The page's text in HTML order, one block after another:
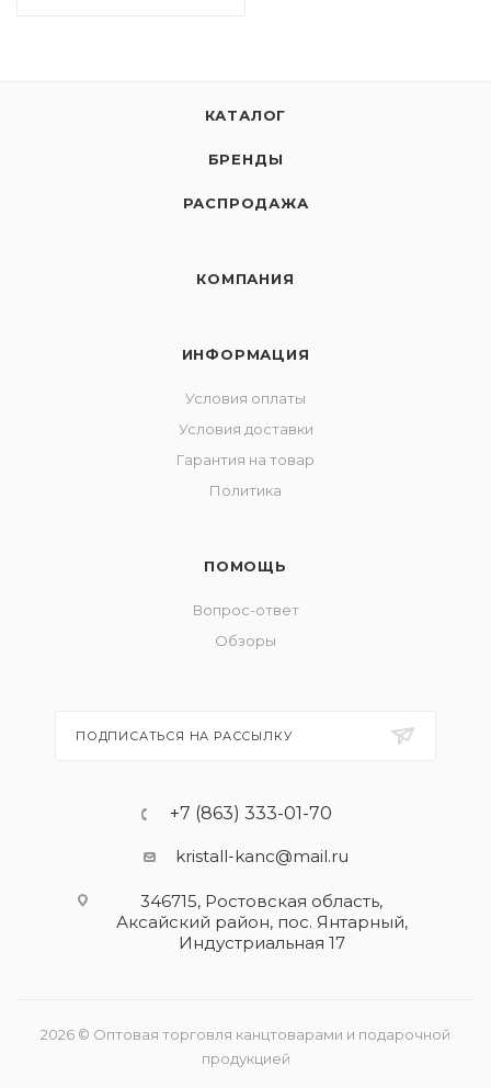
КАТАЛОГ
БРЕНДЫ
РАСПРОДАЖА
КОМПАНИЯ
ИНФОРМАЦИЯ
Условия оплаты
Условия доставки
Гарантия на товар
Политика
ПОМОЩЬ
Вопрос-ответ
Обзоры
ПОДПИСАТЬСЯ НА РАССЫЛКУ
+7 (863) 333-01-70
kristall-kanc@mail.ru
346715, Ростовская область​,
Аксайский район, пос. Янтарный,
Индустриальная 17
2026 © Оптовая торговля канцтоварами и подарочной
продукцией